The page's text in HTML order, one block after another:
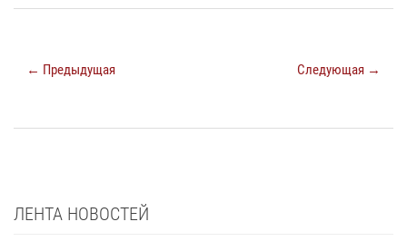
← Предыдущая Следующая →
ЛЕНТА НОВОСТЕЙ